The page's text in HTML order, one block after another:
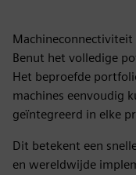
Benut het volledige
Het beproefde
machines eenvoudig
geïntegreerd in elke
Dit betekent een
en wereldwijde